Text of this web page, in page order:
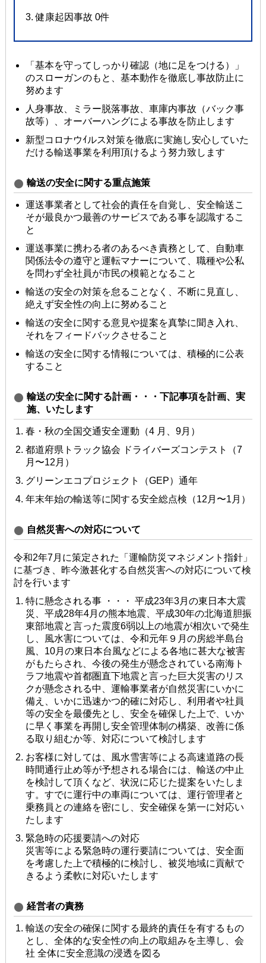
健康起因事故 0件
「基本を守ってしっかり確認（地に⾜をつける）」
のスローガンのもと、基本動作を徹底し事故防⽌に
努めます
⼈⾝事故、ミラー脱落事故、⾞庫内事故（バック事
故等）、オーバーハングによる事故を防⽌します
新型コロナウｲルス対策を徹底に実施し安⼼していた
だける輸送事業を利⽤頂けるよう努⼒致します
輸送の安全に関する重点施策
運送事業者として社会的責任を⾃覚し、安全輸送こ
そが最良かつ最善のサービスである事を認識するこ
と
運送事業に携わる者のあるべき責務として、⾃動⾞
関係法令の遵守と運転マナーについて、職種や公私
を問わず全社員が市⺠の模範となること
輸送の安全の対策を怠ることなく、不断に⾒直し、
絶えず安全性の向上に努めること
輸送の安全に関する意⾒や提案を真摯に聞き⼊れ、
それをフィードバックさせること
輸送の安全に関する情報については、積極的に公表
すること
輸送の安全に関する計画・・・下記事項を計画、実
施、いたします
春・秋の全国交通安全運動（4 ⽉、9⽉）
都道府県トラック協会 ドライバーズコンテスト（7
⽉〜12⽉）
グリーンエコプロジェクト（GEP）通年
年末年始の輸送等に関する安全総点検（12⽉〜1⽉）
⾃然災害への対応について
令和2年7⽉に策定された「運輸防災マネジメント指針」
に基づき、昨今激甚化する⾃然災害への対応について検
討を⾏います
特に懸念される事 ・・・ 平成23年3⽉の東⽇本⼤震
災、平成28年4⽉の熊本地震、平成30年の北海道胆振
東部地震と⾔った震度6弱以上の地震が相次いで発⽣
し、⾵⽔害については、令和元年９⽉の房総半島台
⾵、10⽉の東⽇本台⾵などによる各地に甚⼤な被害
がもたらされ、今後の発⽣が懸念されている南海ト
ラフ地震や⾸都圏直下地震と⾔った巨⼤災害のリス
クが懸念される中、運輸事業者が⾃然災害にいかに
備え、いかに迅速かつ的確に対応し、利⽤者や社員
等の安全を最優先とし、安全を確保した上で、いか
に早く事業を再開し安全管理体制の構築、改善に係
る取り組むか等、対応について検討します
お客様に対しては、⾵⽔雪害等による⾼速道路の⻑
時間通⾏⽌め等が予想される場合には、輸送の中⽌
を検討して頂くなど、状況に応じた提案をいたしま
す。すでに運⾏中の⾞両については、運⾏管理者と
乗務員との連絡を密にし、安全確保を第⼀に対応い
たします
緊急時の応援要請への対応
災害等による緊急時の運⾏要請については、安全⾯
を考慮した上で積極的に検討し、被災地域に貢献で
きるよう柔軟に対応いたします
経営者の責務
輸送の安全の確保に関する最終的責任を有するもの
とし、全体的な安全性の向上の取組みを主導し、会
社 全体に安全意識の浸透を図る